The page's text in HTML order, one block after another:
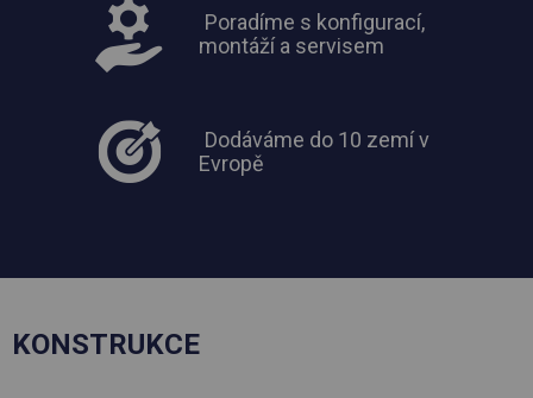
Poradíme s konfigurací,
montáží a servisem
Dodáváme do 10 zemí v
Evropě
KONSTRUKCE